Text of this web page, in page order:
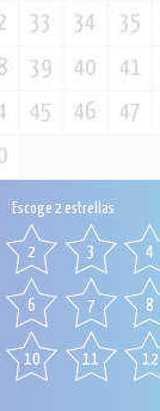
33 34 35
39 40 41
45 46 47
Escoge 2 estrellas
2 3 4
6 7 8
10 11 12